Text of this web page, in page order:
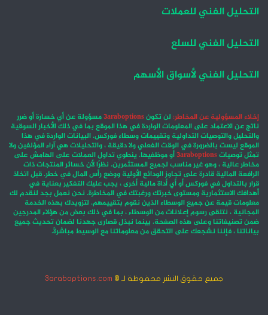
التحليل الفني للعملات
التحليل الفني للسلع
التحليل الفني لأسواق الأسهم
إخلاء المسؤولية عن المخاطر: لن تكون3araboptionsمسؤولة عن أي خسارة أو ضرر
ناتج عن الاعتماد على المعلومات الواردة في هذا الموقع بما في ذلك الأخبار السوقية
والتحليل والتوصيات التداولية وتقييمات وسطاء فوركس. البيانات الواردة في هذا
الموقع ليست بالضرورة في الوقت الفعلي ولا دقيقة ، والتحليلات هي آراء المؤلفين ولا
تمثل توصيات3araboptionsأو موظفيها. ينطوي تداول العملات على الهامش على
مخاطر عالية ، وهو غير مناسب لجميع المستثمرين. نظرًا لأن خسائر المنتجات ذات
الرافعة المالية قادرة على تجاوز الودائع الأولية ووضع رأس المال في خطر. قبل اتخاذ
قرار بالتداول في فوركس أو أي أداة مالية أخرى ، يجب عليك التفكير بعناية في
أهدافك الاستثمارية ومستوى خبرتك ورغبتك في المخاطرة. نحن نعمل بجد لنقدم لك
معلومات قيمة عن جميع الوسطاء الذين نقوم بتقييمهم. لتزويدك بهذه الخدمة
المجانية ، نتلقى رسوم إعلانات من الوسطاء ، بما في ذلك بعض من هؤلاء المدرجين
ضمن تصنيفاتنا وعلى هذه الصفحة. بينما نبذل قصارى جهدنا لضمان تحديث جميع
بياناتنا ، فإننا نشجعك على التحقق من معلوماتنا مع الوسيط مباشرةً.
جميع حقوق النشر محفوظة لـ © 3araboptions.com